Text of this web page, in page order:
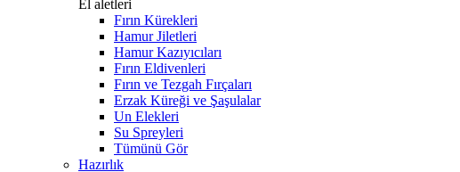
El aletleri
Fırın Kürekleri
Hamur Jiletleri
Hamur Kazıyıcıları
Fırın Eldivenleri
Fırın ve Tezgah Fırçaları
Erzak Küreği ve Şaşulalar
Un Elekleri
Su Spreyleri
Tümünü Gör
Hazırlık